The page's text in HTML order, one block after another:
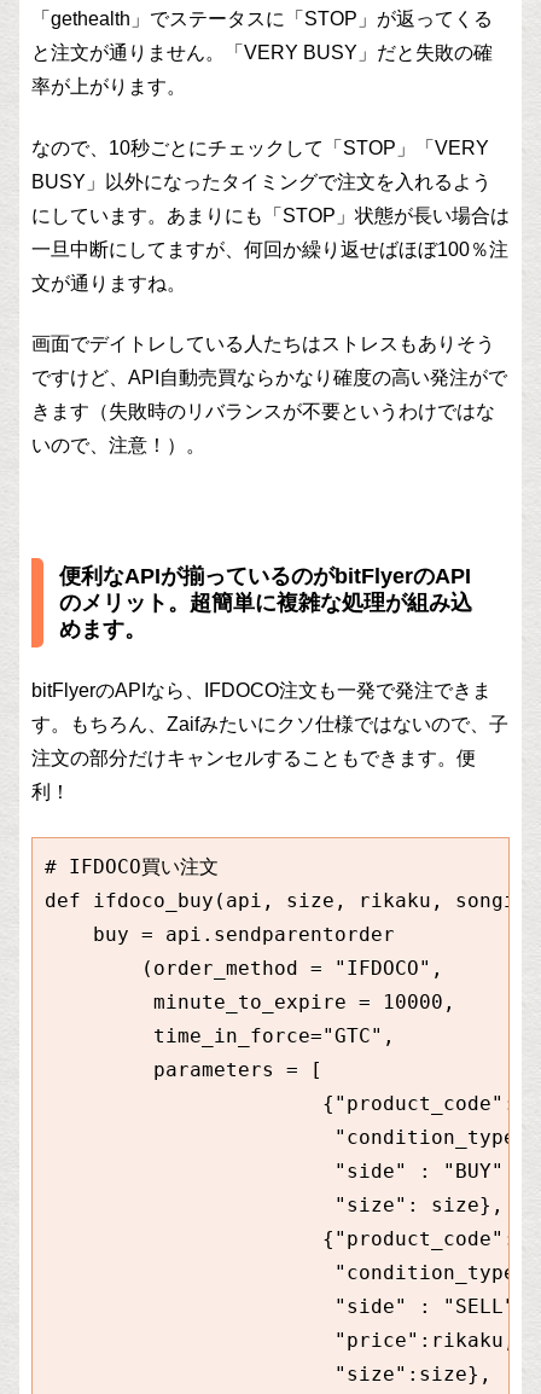
「gethealth」でステータスに「STOP」が返ってくる
と注文が通りません。「VERY BUSY」だと失敗の確
率が上がります。
なので、10秒ごとにチェックして「STOP」「VERY
BUSY」以外になったタイミングで注文を入れるよう
にしています。あまりにも「STOP」状態が長い場合は
一旦中断にしてますが、何回か繰り返せばほぼ100％注
文が通りますね。
画面でデイトレしている人たちはストレスもありそう
ですけど、API自動売買ならかなり確度の高い発注がで
きます（失敗時のリバランスが不要というわけではな
いので、注意！）。
便利なAPIが揃っているのがbitFlyerのAPI
のメリット。超簡単に複雑な処理が組み込
めます。
bitFlyerのAPIなら、IFDOCO注文も一発で発注できま
す。もちろん、Zaifみたいにクソ仕様ではないので、子
注文の部分だけキャンセルすることもできます。便
利！
# IFDOCO買い注文
def ifdoco_buy(api, size, rikaku,
    buy = api.sendparentorder
        (order_method = "IFDOCO",
         minute_to_expire = 10000,
         time_in_force="GTC",
         parameters = [
                        "side" : "BUY" ,
                        "size": size},
                        "side" : "SELL",
                        "price":rikaku,
                        "size":size},